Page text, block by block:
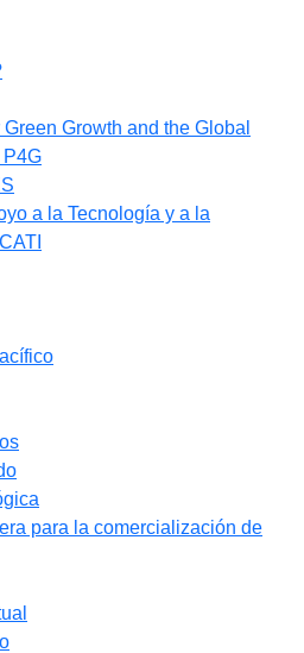
Growth and the Global
a la Tecnología y a la
para la comercialización de